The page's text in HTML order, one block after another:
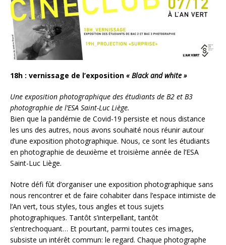
18h : vernissage de l’exposition « Black and white »
Une exposition photographique des étudiants de B2 et B3
photographie de l’ESA Saint-Luc Liège.
Bien que la pandémie de Covid-19 persiste et nous distance
les uns des autres, nous avons souhaité nous réunir autour
d’une exposition photographique. Nous, ce sont les étudiants
en photographie de deuxième et troisième année de l’ESA
Saint-Luc Liège.
Notre défi fût d’organiser une exposition photographique sans
nous rencontrer et de faire cohabiter dans l’espace intimiste de
l’An vert, tous styles, tous angles et tous sujets
photographiques. Tantôt s’interpellant, tantôt
s’entrechoquant… Et pourtant, parmi toutes ces images,
subsiste un intérêt commun: le regard. Chaque photographe